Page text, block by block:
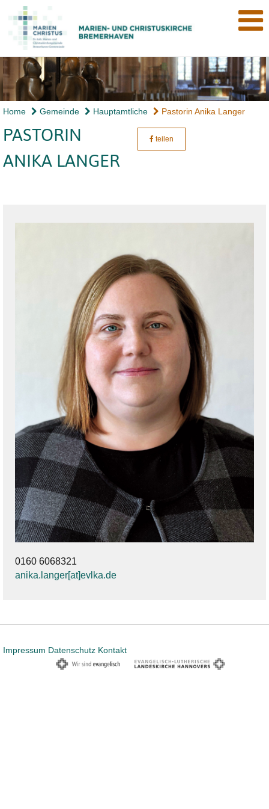
Home Gemeinde Hauptamtliche Pastorin Anika Langer
PASTORIN
ANIKA LANGER
teilen
0160 6068321
anika.langer[at]evlka.de
Impressum Datenschutz Kontakt